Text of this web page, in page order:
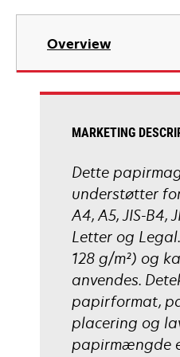
Overview
MARKETING
Dette
understøtter
A4, A5, JIS-B4,
Letter og
128 g/m²) og
anvendes.
papirformat,
placering og
papirmængde